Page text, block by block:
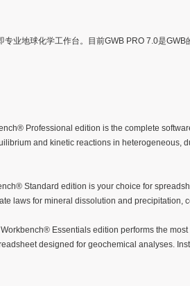
专业地球化学工作台。目前GWB PRO 7.0是
Professional edition is the complete
and kinetic reactions in heterogeneous,
Standard edition is your choice for
laws for mineral dissolution and
Essentials edition performs the
designed for geochemical analyses.